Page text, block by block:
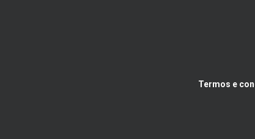
Termos e